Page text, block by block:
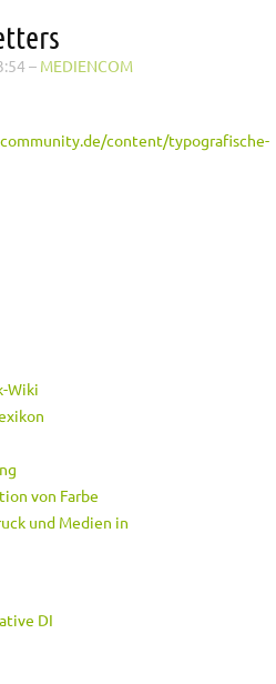
– MEDIENCOM
content/typografische-
Wiki
von Farbe
und Medien in
DI